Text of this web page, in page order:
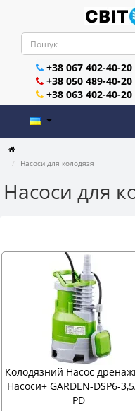
+38 067 402-40-20
+38 050 489-40-20
+38 063 402-40-20
Насоси для колодязя
Насоси для
Колодязний Насос
Насоси+ GARDEN-DSP6-
PD